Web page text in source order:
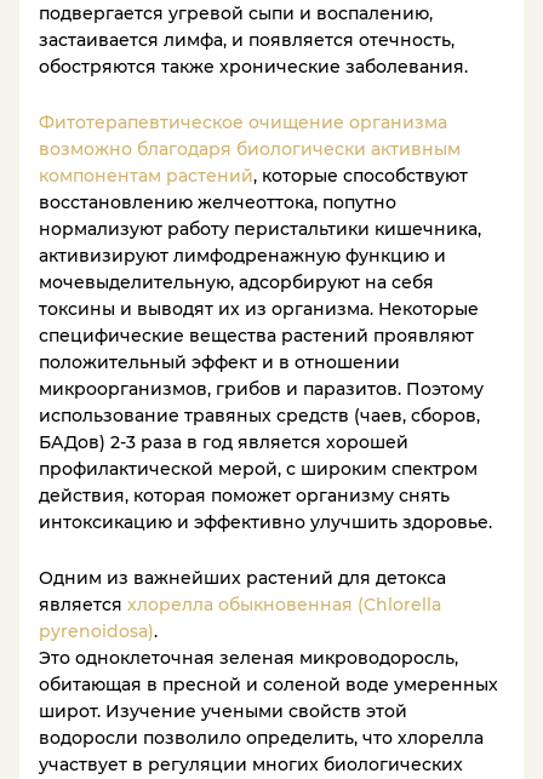
подвергается угревой сыпи и воспалению,
застаивается лимфа, и появляется отечность,
обостряются также хронические заболевания.
Фитотерапевтическое очищение организма
возможно благодаря биологически активным
компонентам растений, которые способствуют
восстановлению желчеоттока, попутно
нормализуют работу перистальтики кишечника,
активизируют лимфодренажную функцию и
мочевыделительную, адсорбируют на себя
токсины и выводят их из организма. Некоторые
специфические вещества растений проявляют
положительный эффект и в отношении
микроорганизмов, грибов и паразитов. Поэтому
использование травяных средств (чаев, сборов,
БАДов) 2-3 раза в год является хорошей
профилактической мерой, с широким спектром
действия, которая поможет организму снять
интоксикацию и эффективно улучшить здоровье.
Одним из важнейших растений для детокса
является хлорелла обыкновенная (Chlorella
pyrenoidosa).
Это одноклеточная зеленая микроводоросль,
обитающая в пресной и соленой воде умеренных
широт. Изучение учеными свойств этой
водоросли позволило определить, что хлорелла
участвует в регуляции многих биологических